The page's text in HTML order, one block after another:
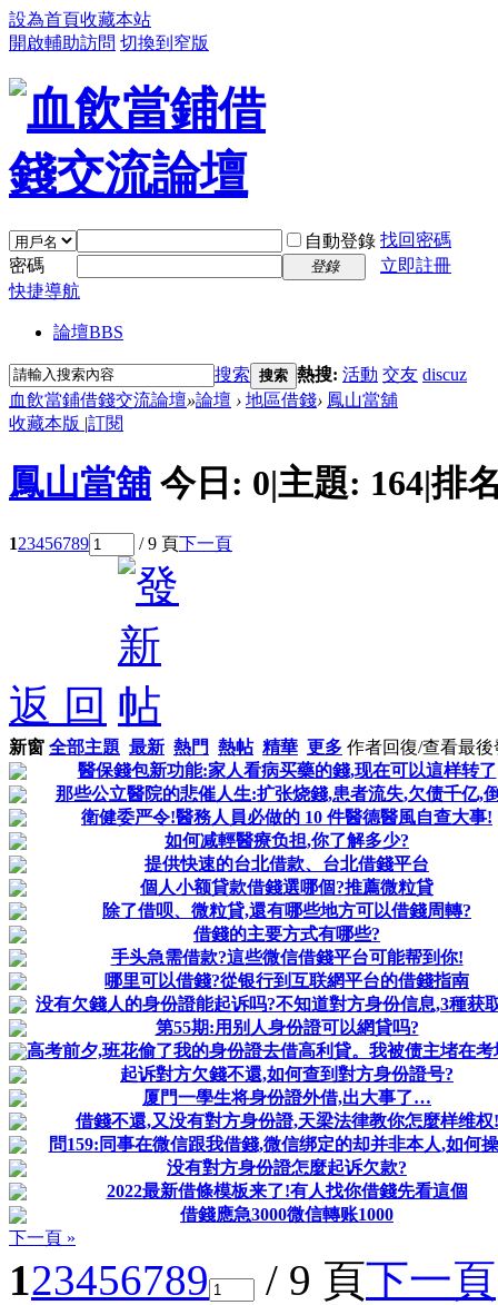
設為首頁收藏本站
開啟輔助訪問 切換到窄版
自動登錄 找回密碼
密碼
登錄
立即註冊
快捷導航
論壇BBS
搜索 搜索 熱搜: 活動 交友 discuz
血飲當鋪借錢交流論壇»論壇 › 地區借錢› 鳳山當舖
收藏本版 |訂閱
鳳山當舖 今日: 0|主題: 164|排
123456789 / 9 頁下一頁
返 回
新窗 全部主題 最新 熱門 熱帖 精華 更多 作者回復/查看最後
醫保錢包新功能:家人看病买藥的錢,现在可以這样转了
那些公立醫院的悲催人生:扩张烧錢,患者流失,欠债千亿,
衛健委严令!醫務人員必做的 10 件醫德醫風自查大事!
如何减輕醫療负担,你了解多少?
提供快速的台北借款、台北借錢平台
個人小额貸款借錢選哪個?推薦微粒貸
除了借呗、微粒貸,還有哪些地方可以借錢周轉?
借錢的主要方式有哪些?
手头急需借款?這些微信借錢平台可能帮到你!
哪里可以借錢?從银行到互联網平台的借錢指南
没有欠錢人的身份證能起诉吗?不知道對方身份信息,3種获
第55期:用别人身份證可以網貸吗?
高考前夕,班花偷了我的身份證去借高利貸。我被债主堵在考
起诉對方欠錢不還,如何查到對方身份證号?
厦門一學生将身份證外借,出大事了…
借錢不還,又没有對方身份證,天梁法律教你怎麼样维权!
問159:同事在微信跟我借錢,微信绑定的却并非本人,如何
没有對方身份證怎麼起诉欠款?
2022最新借條模板来了!有人找你借錢先看這個
借錢應急3000微信轉账1000
下一頁 »
123456789 / 9 頁下一頁